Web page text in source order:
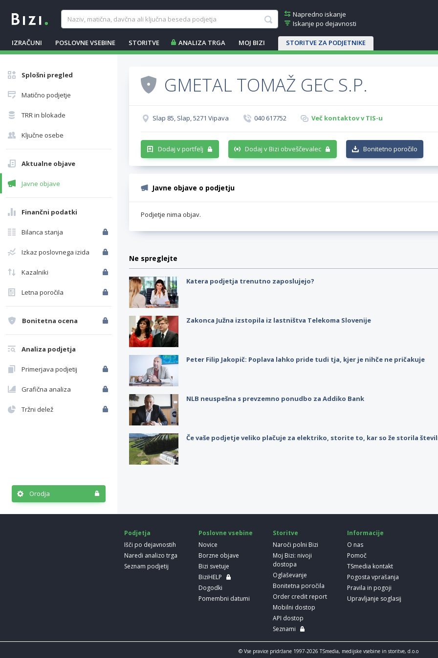
Napredno iskanje
Iskanje po dejavnosti
IZRAČUNI POSLOVNE VSEBINE STORITVE ANALIZA TRGA MOJ BIZI STORITVE ZA PODJETNIKE
Splošni pregled
Matično podjetje
TRR in blokade
Ključne osebe
Aktualne objave
Javne objave
Finančni podatki
Bilanca stanja
Izkaz poslovnega izida
Kazalniki
Letna poročila
Bonitetna ocena
Analiza podjetja
Primerjava podjetij
Grafična analiza
Tržni delež
Orodja
GMETAL TOMAŽ GEC S.P.
Slap 85, Slap, 5271 Vipava 040 617752 Več kontaktov v TIS-u
Dodaj v portfelj Dodaj v Bizi obveščevalec Bonitetno poročilo
Javne objave o podjetju
Podjetje nima objav.
Ne spreglejte
Katera podjetja trenutno zaposlujejo?
Zakonca Južna izstopila iz lastništva Telekoma Slovenije
Peter Filip Jakopič: Poplava lahko pride tudi tja, kjer je nihče ne pričakuje
NLB neuspešna s prevzemno ponudbo za Addiko Bank
Če vaše podjetje veliko plačuje za elektriko, storite to, kar so že storila
Podjetja
Išči po dejavnostih
Naredi analizo trga
Seznam podjetij
Poslovne vsebine
Novice
Borzne objave
Bizi svetuje
BiziHELP
Dogodki
Pomembni datumi
Storitve
Naroči polni Bizi
Moj Bizi: nivoji
dostopa
Oglaševanje
Bonitetna poročila
Order credit report
Mobilni dostop
API dostop
Seznami
Informacije
O nas
Pomoč
TSmedia kontakt
Pogosta vprašanja
Pravila in pogoji
Upravljanje soglasij
© Vse pravice pridržane 1997-2026 TSmedia, medijske vsebine in storitve, d.o.o